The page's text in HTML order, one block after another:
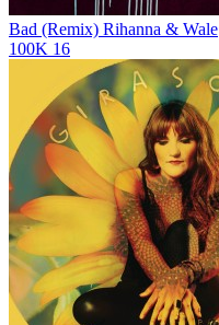
Bad (Remix) Rihanna & Wale
100K 16